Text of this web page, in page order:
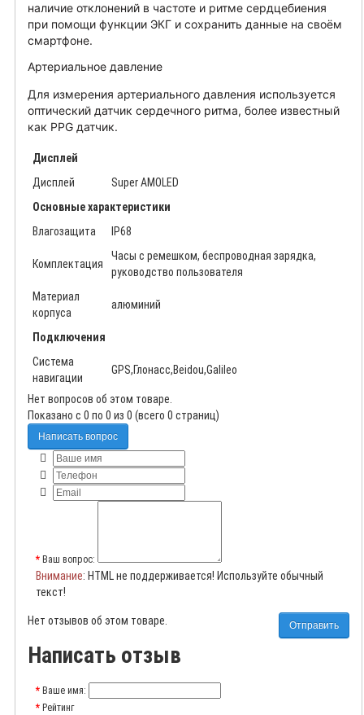
наличие отклонений в частоте и ритме сердцебиения
при помощи функции ЭКГ и сохранить данные на своём
смартфоне.
Артериальное давление
Для измерения артериального давления используется
оптический датчик сердечного ритма, более известный
как PPG датчик.
Дисплей
Дисплей
Super AMOLED
Основные характеристики
Влагозащита
IP68
Комплектация
Часы c ремешком, беспроводная зарядка,
руководство пользователя
Материал
корпуса
алюминий
Подключения
Система
навигации
GPS,Глонасс,Beidou,Galileo
Нет вопросов об этом товаре.
Показано с 0 по 0 из 0 (всего 0 страниц)
Написать вопрос
Ваш вопрос:
Внимание: HTML не поддерживается! Используйте обычный
текст!
Отправить
Нет отзывов об этом товаре.
Написать отзыв
Ваше имя:
Рейтинг